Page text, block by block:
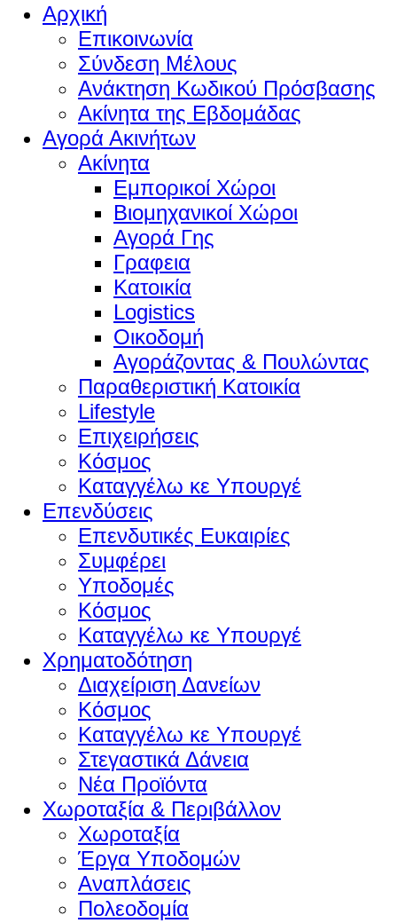
Αρχική
Επικοινωνία
Σύνδεση Μέλους
Ανάκτηση Κωδικού Πρόσβασης
Ακίνητα της Εβδομάδας
Αγορά Ακινήτων
Ακίνητα
Εμπορικοί Χώροι
Βιομηχανικοί Χώροι
Αγορά Γης
Γραφεια
Κατοικία
Logistics
Οικοδομή
Αγοράζοντας & Πουλώντας
Παραθεριστική Κατοικία
Lifestyle
Επιχειρήσεις
Κόσμος
Καταγγέλω κε Υπουργέ
Επενδύσεις
Επενδυτικές Ευκαιρίες
Συμφέρει
Υποδομές
Κόσμος
Καταγγέλω κε Υπουργέ
Χρηματοδότηση
Διαχείριση Δανείων
Κόσμος
Καταγγέλω κε Υπουργέ
Στεγαστικά Δάνεια
Νέα Προϊόντα
Χωροταξία & Περιβάλλον
Χωροταξία
Έργα Υποδομών
Αναπλάσεις
Πολεοδομία